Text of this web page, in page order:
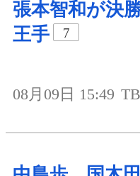
張本智和が決
王手
7
08月09日 15:49